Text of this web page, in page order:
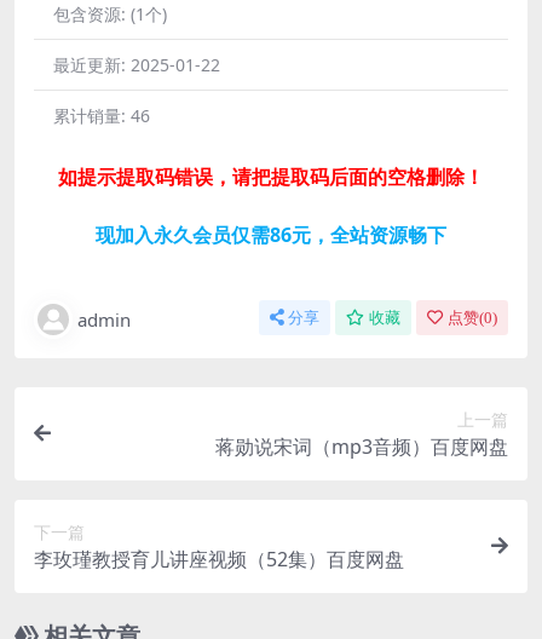
包含资源: (1个)
最近更新: 2025-01-22
累计销量: 46
如提示提取码错误，请把提取码后面的空格删除！
现加入永久会员仅需86元，全站资源畅下
admin 分享 收藏 点赞(0)
上一篇
蒋勋说宋词（mp3音频）百度网盘
下一篇
李玫瑾教授育儿讲座视频（52集）百度网盘